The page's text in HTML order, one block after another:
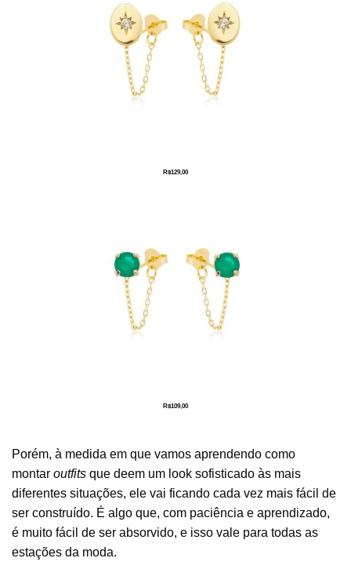
R$129,00
R$109,00
Porém, à medida em que vamos aprendendo como
montar outfits que deem um look sofisticado às mais
diferentes situações, ele vai ficando cada vez mais fácil de
ser construído. É algo que, com paciência e aprendizado,
é muito fácil de ser absorvido, e isso vale para todas as
estações da moda.